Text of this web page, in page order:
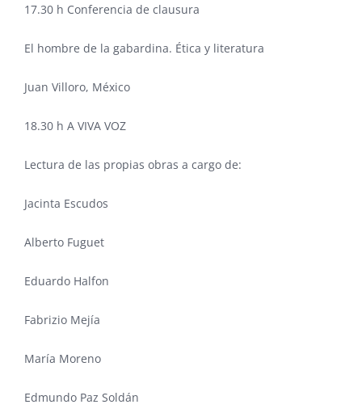
17.30 h Conferencia de clausura
El hombre de la gabardina. Ética y literatura
Juan Villoro, México
18.30 h A VIVA VOZ
Lectura de las propias obras a cargo de:
Jacinta Escudos
Alberto Fuguet
Eduardo Halfon
Fabrizio Mejía
María Moreno
Edmundo Paz Soldán